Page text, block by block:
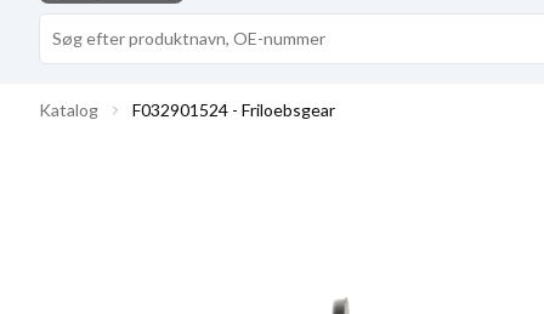
Katalog F032901524 - Friloebsgear